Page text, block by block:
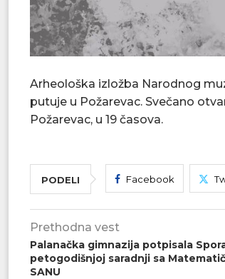
Arheološka izložba Narodnog
putuje u Požarevac. Svečano
Požarevac, u 19 časova.
PODELI Facebook
Prethodna vest
Palanačka gimnazija potpisala
petogodišnjoj saradnji sa
SANU